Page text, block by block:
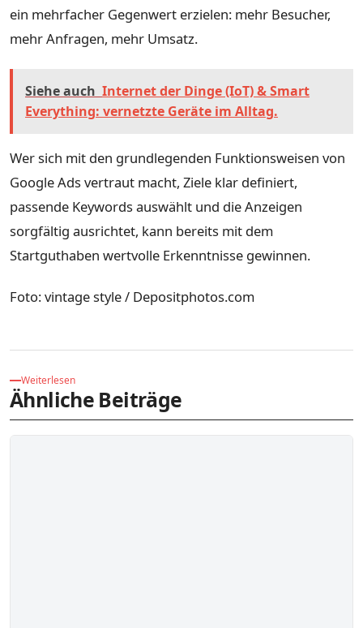
ein mehrfacher Gegenwert erzielen: mehr Besucher,
mehr Anfragen, mehr Umsatz.
Siehe auch Internet der Dinge (IoT) & Smart
Everything: vernetzte Geräte im Alltag.
Wer sich mit den grundlegenden Funktionsweisen von
Google Ads vertraut macht, Ziele klar definiert,
passende Keywords auswählt und die Anzeigen
sorgfältig ausrichtet, kann bereits mit dem
Startguthaben wertvolle Erkenntnisse gewinnen.
Foto: vintage style / Depositphotos.com
Weiterlesen
Ähnliche Beiträge